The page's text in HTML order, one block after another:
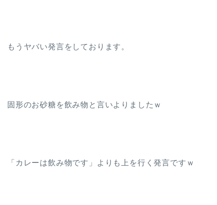
もうヤバい発言をしております。
固形のお砂糖を飲み物と言いよりましたｗ
「カレーは飲み物です」よりも上を行く発言ですｗ